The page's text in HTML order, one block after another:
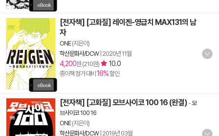
[전자책] [고화질] 레이겐-영급치 MAX131의 남
자
ONE(지은이)
학산문화사/DCW| 2020년 11월
4,200원 (210원) 10.0
종이책 정가 대비 16%할인
[전자책] [고화질] 모브사이코 100 16 (완결) -모
브사이코 100 16
ONE(지은이)
학산문화사/DCW| 2019년 03월